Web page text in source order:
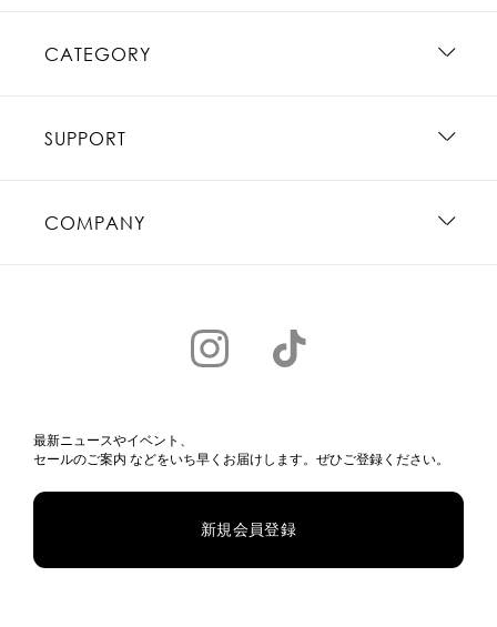
CATEGORY
SUPPORT
COMPANY
最新ニュースやイベント、
セールのご案内 などをいち早くお届けします。ぜひご登録ください。
新規会員登録